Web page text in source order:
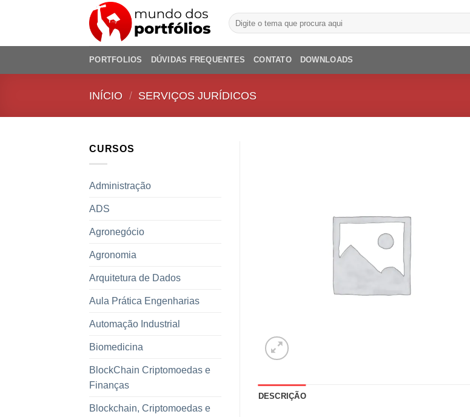
Pesquisar
por:
PORTFOLIOS DÚVIDAS FREQUENTES CONTATO DOWNLOADS
INÍCIO / SERVIÇOS JURÍDICOS
CURSOS
Administração
ADS
Agronegócio
Agronomia
Arquitetura de Dados
Aula Prática Engenharias
Automação Industrial
Biomedicina
BlockChain Criptomoedas e
Finanças
Blockchain, Criptomoedas e
DESCRIÇÃO